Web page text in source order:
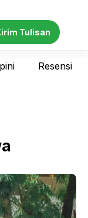
Tulisan
Resensi